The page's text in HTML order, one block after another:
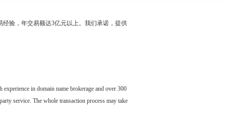
验，年交易额达3亿元以上。我们承诺，提供
in domain name brokerage and over 300
service. The whole transaction process may take